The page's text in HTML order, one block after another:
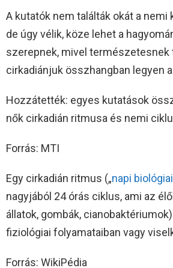
A kutatók nem találták okát a nemi
de úgy vélik, köze lehet a
szerepnek, mivel természetesnek
cirkadiánjuk összhangban legyen
Hozzátették: egyes kutatások
nők cirkadián ritmusa és nemi
Forrás: MTI
Egy cirkadián ritmus („napi
nagyjából 24 órás ciklus, ami az
állatok, gombák,
fiziológiai folyamataiban vagy
Forrás: WikiPédia